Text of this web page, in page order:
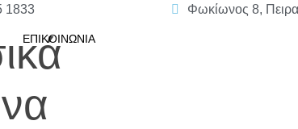
1833 Φωκίωνος 8,
ΕΠΙΚΟΙΝΩΝΊΑ